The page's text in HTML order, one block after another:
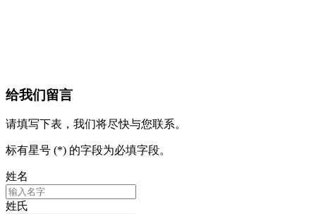
给我们留言
请填写下表，我们将尽快与您联系。
标有星号 (*) 的字段为必填字段。
姓名
姓氏